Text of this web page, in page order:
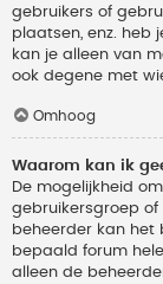
gebruikers of
plaatsen, enz. heb
kan je alleen van
ook degene met
Omhoog
Waarom kan ik
De mogelijkheid
gebruikersgroep of
beheerder kan het
bepaald forum
alleen de